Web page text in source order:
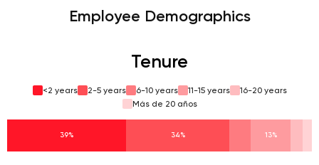
Employee Demographics
Tenure
<2 years 2-5 years 6-10 years 11-15 years
16-20 years
Más de 20 años
39% 34% 13%